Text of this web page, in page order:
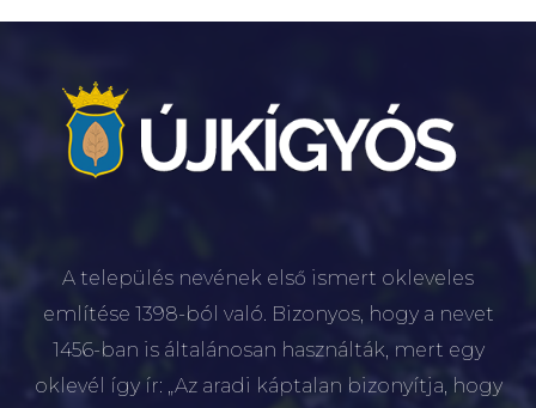
A település nevének első ismert okleveles
említése 1398-ból való. Bizonyos, hogy a nevet
1456-ban is általánosan használták, mert egy
oklevél így ír: „Az aradi káptalan bizonyítja, hogy